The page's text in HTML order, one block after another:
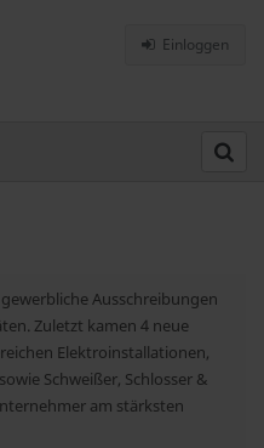
Einloggen
Ausschreibungen
Zuletzt kamen 4 neue
Elektroinstallationen,
Schweißer, Schlosser &
am stärksten